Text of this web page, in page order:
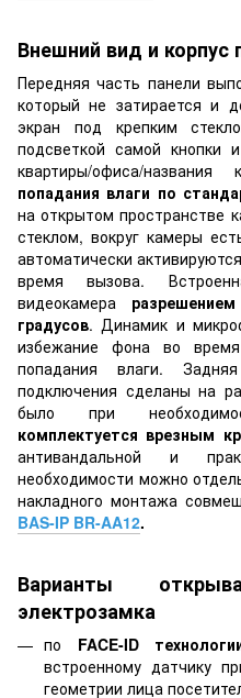
Внешний вид и корпус
Передняя часть панели
который не затирается и
экран под крепким
подсветкой самой кнопки
квартиры/офиса/
попадания влаги по
на открытом пространстве
стеклом, вокруг камеры
автоматически
время вызова.
видеокамера
градусов. Динамик и
избежание фона во
попадания влаги.
подключения сделаны на
было при
комплектуется врезным
антивандальной и
необходимости можно
накладного монтажа
BAS-IP BR-AA12.
Варианты
электрозамка
по FACE-ID
встроенному датчику
геометрии лица